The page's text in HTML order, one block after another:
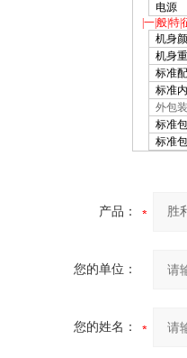
电源
一|般|特|
机身
机身
标准
标准
外包
标准
标准
产品：
您的单位：
您的姓名：